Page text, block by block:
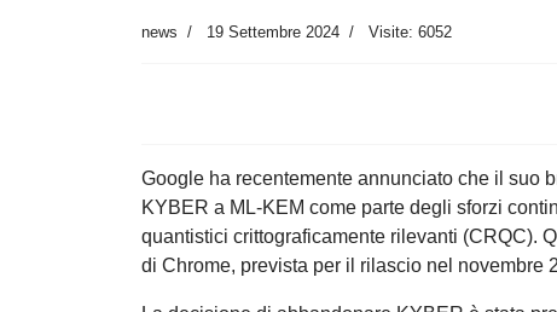
news 19 Settembre 2024 Visite: 6052
Google ha recentemente annunciato che il suo
KYBER a ML-KEM come parte degli sforzi
quantistici crittograficamente rilevanti (CRQC).
di Chrome, prevista per il rilascio nel novembre